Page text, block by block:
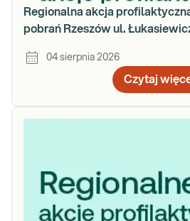
Regionalna akcja
pobrań Rzeszów ul.
04 sierpnia 2026
Czytaj